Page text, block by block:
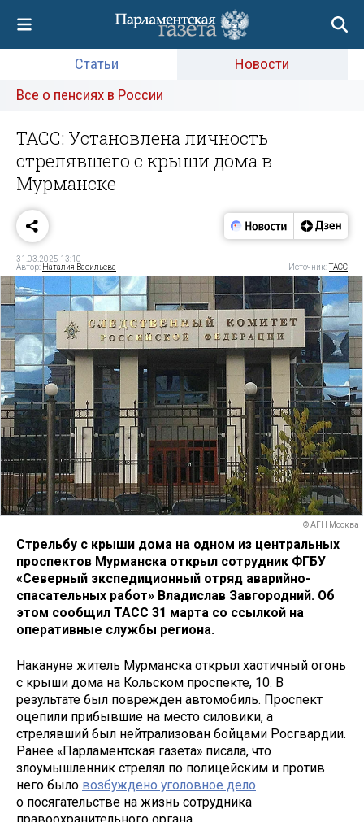
Статьи
Новости
Все о пенсиях в России
ТАСС: Установлена личность
стрелявшего с крыши дома в
Мурманске
31.03.2025 13:10
Автор: Наталия Васильева Источник:ТАСС
© АГН Москва
Стрельбу с крыши дома на одном из центральных
проспектов Мурманска открыл сотрудник ФГБУ
«Северный экспедиционный отряд аварийно-
спасательных работ» Владислав Завгородний. Об
этом сообщил ТАСС 31 марта со ссылкой на
оперативные службы региона.
Накануне житель Мурманска открыл хаотичный огонь
с крыши дома на Кольском проспекте, 10. В
результате был поврежден автомобиль. Проспект
оцепили прибывшие на место силовики, а
стрелявший был нейтрализован бойцами Росгвардии.
Ранее «Парламентская газета» писала, что
злоумышленник стрелял по полицейским и против
него было возбуждено уголовное дело
о посягательстве на жизнь сотрудника